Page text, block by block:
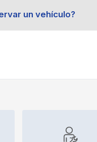
un vehículo?